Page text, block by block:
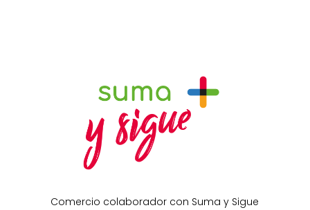
Comercio colaborador con Suma y Sigue